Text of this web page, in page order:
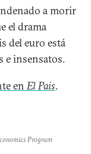
a morir
el drama
del euro está
e insensatos.
enEl Pais.
Program